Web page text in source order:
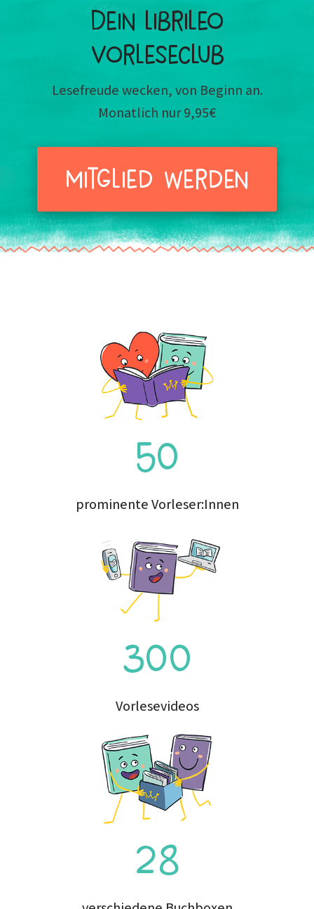
Dein Librileo
Vorleseclub
Lesefreude wecken, von Beginn an.
Monatlich nur 9,95€
Mitglied werden
50
prominente Vorleser:Innen
300
Vorlesevideos
28